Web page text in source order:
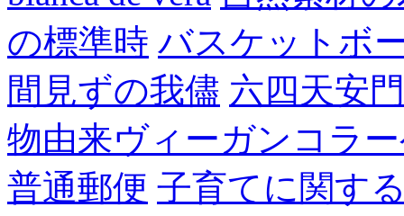
の標準時 バスケットボ
間見ずの我儘 六四天安門
物由来ヴィーガンコラ
普通郵便 子育てに関す